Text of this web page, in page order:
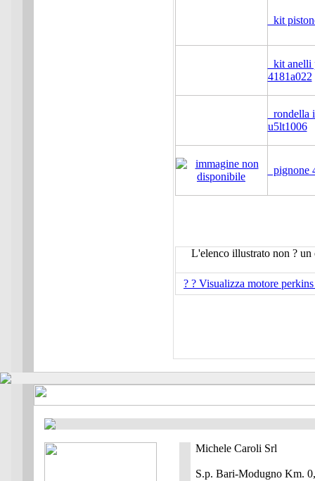
kit
kit anelli
4181a022
rondella
u5lt1006
pignone
L'elenco illustrato non ? un
? ? Visualizza motore
Michele Caroli Srl
S.p. Bari-Modugno Km.